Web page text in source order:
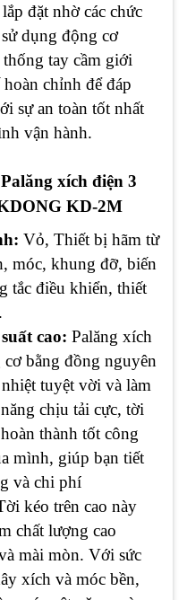
đặt nhờ các chức
dụng động cơ
tay cầm giới
chỉnh để đáp
sự an toàn tốt nhất
vận hành.
xích điện 3
KD-2M
Vỏ, Thiết bị hãm từ
móc, khung đỡ, biến
tắc điều khiển, thiết
cao: Palăng xích
bằng đồng nguyên
tuyệt vời và làm
chịu tải cực, tời
thành tốt công
mình, giúp bạn tiết
và chi phí
kéo trên cao này
chất lượng cao
mài mòn. Với sức
xích và móc bền,